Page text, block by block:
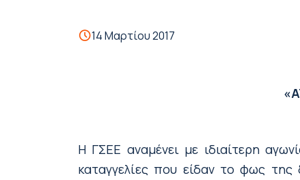
14 Μαρτίου 2017
Η ΓΣΕΕ αναμένει με ιδιαίτερη
καταγγελίες που είδαν το φως